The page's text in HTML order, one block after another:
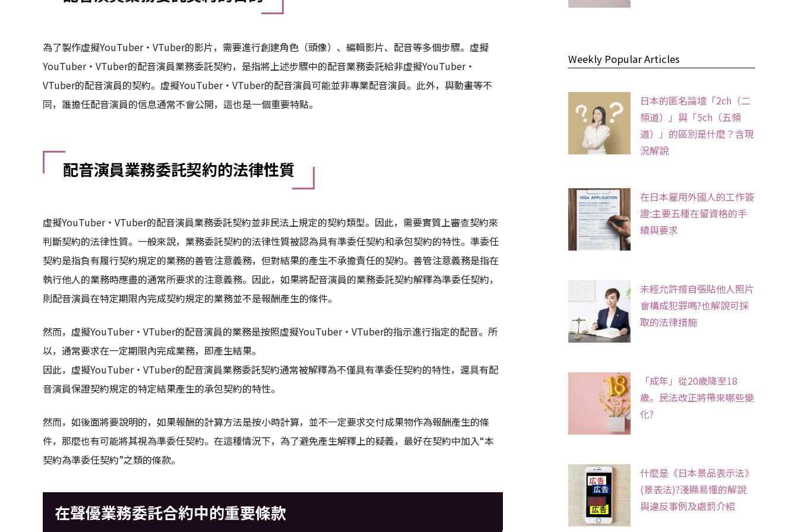
為了製作虛擬YouTuber・VTuber的影片，需要進行創建角色（頭像）、編輯影片、配音等多個步驟。虛擬
YouTuber・VTuber的配音演員業務委託契約，是指將上述步驟中的配音業務委託給非虛擬YouTuber・
VTuber的配音演員的契約。虛擬YouTuber・VTuber的配音演員可能並非專業配音演員。此外，與動畫等不
同，誰擔任配音演員的信息通常不會公開，這也是一個重要特點。
配音演員業務委託契約的法律性質
虛擬YouTuber・VTuber的配音演員業務委託契約並非民法上規定的契約類型。因此，需要實質上審查契約來
判斷契約的法律性質。一般來說，業務委託契約的法律性質被認為具有準委任契約和承包契約的特性。準委任
契約是指負有履行契約規定的業務的善管注意義務，但對結果的產生不承擔責任的契約。善管注意義務是指在
執行他人的業務時應盡的通常所要求的注意義務。因此，如果將配音演員的業務委託契約解釋為準委任契約，
則配音演員在特定期限內完成契約規定的業務並不是報酬產生的條件。
然而，虛擬YouTuber・VTuber的配音演員的業務是按照虛擬YouTuber・VTuber的指示進行指定的配音。所
以，通常要求在一定期限內完成業務，即產生結果。
因此，虛擬YouTuber・VTuber的配音演員業務委託契約通常被解釋為不僅具有準委任契約的特性，還具有配
音演員保證契約規定的特定結果產生的承包契約的特性。
然而，如後面將要說明的，如果報酬的計算方法是按小時計算，並不一定要求交付成果物作為報酬產生的條
件，那麼也有可能將其視為準委任契約。在這種情況下，為了避免產生解釋上的疑義，最好在契約中加入“本
契約為準委任契約”之類的條款。
在聲優業務委託合約中的重要條款
Weekly Popular Articles
日本的匿名論壇「2ch（二
頻道）」與「5ch（五頻
道）」的區別是什麼？含現
況解說
在日本雇用外國人的工作簽
證:主要五種在留資格的手
續與要求
未經允許擅自張貼他人照片
會構成犯罪嗎?也解說可採
取的法律措施
「成年」從20歲降至18
歲。民法改正將帶來哪些變
化?
什麼是《日本景品表示法》
(景表法)?淺顯易懂的解說
與違反事例及處罰介紹